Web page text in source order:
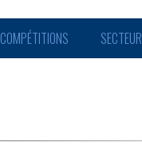
COMPÉTITIONS